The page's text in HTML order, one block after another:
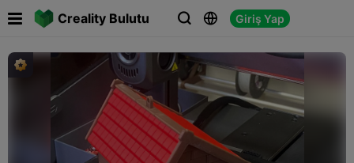
Creality Bulutu   Giriş Yap
 